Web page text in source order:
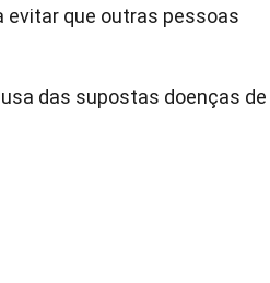
evitar que outras pessoas
das supostas doenças de